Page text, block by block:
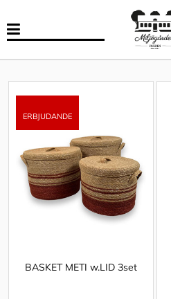
BASKET METI w.LID 3set